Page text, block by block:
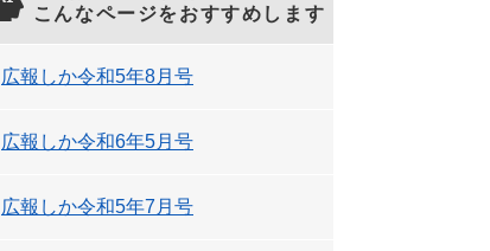
こんなページをおすすめします
広報しか令和5年8月号
広報しか令和6年5月号
広報しか令和5年7月号